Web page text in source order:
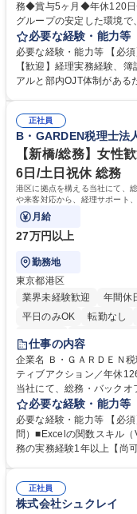
務◆賞与5ヶ月◆年休120日◆残業少
グループの安定した環境
をお任せします。 労務と
度改定などのコア業務にも挑
理、給与計算、社会保険
き、社内規定の改定や人事
でも質問・相談できる環境
集職種 【森ビルG】人事
リモート可
必要な経験・能力等
必要な経験・能力等 【必
【歓迎】経理実務経験、
アルと部内OJT体制がある
務に挑戦できるため、自身
きます。 残業少なめ、週1
ち長期活躍できる環境で
キャリアを築きたい」とい
歴・資格 学歴：大学院 大
簿記検定1級 日商簿記検定
正社員
B・GARDEN税理士法
【新橋/総務】女性
6日/土日祝休 総務
港区に拠点を構える当社にて、
や来客対応から、経理サポート
で、幅広く組織を支える役割です
月給
27万円以上
勤務地
東京都港区
業界未経験歓迎
年間休
平日のみOK
転勤なし
賞与あり
完全週休2日制
服装自由
仕事の内容
企業名 Ｂ・ＧＡＲＤＥＮ税理士法人 求人名 【新橋/
ティブアクション／年休126日／土日祝休 仕事
当社にて、総務・バック
客対応から、経理サポート
入の検討まで、幅広く組織を支える役割
送物対応、電話・来客対応
福利厚生・社内イベントの
社内新システムの導入検討・比較検証 募集職種 【新
ポジティブアクション／年
必要な経験・能力等
必要な経験・能力等 【必
問）■Excelの関数スキル
務の実務経験1年以上【尚
ィブアクション 学歴・資格 学歴：大学院 大学 高専 短大 専修学校 高校 語
学力： 資格：
正社員
株式会社シュクレイ